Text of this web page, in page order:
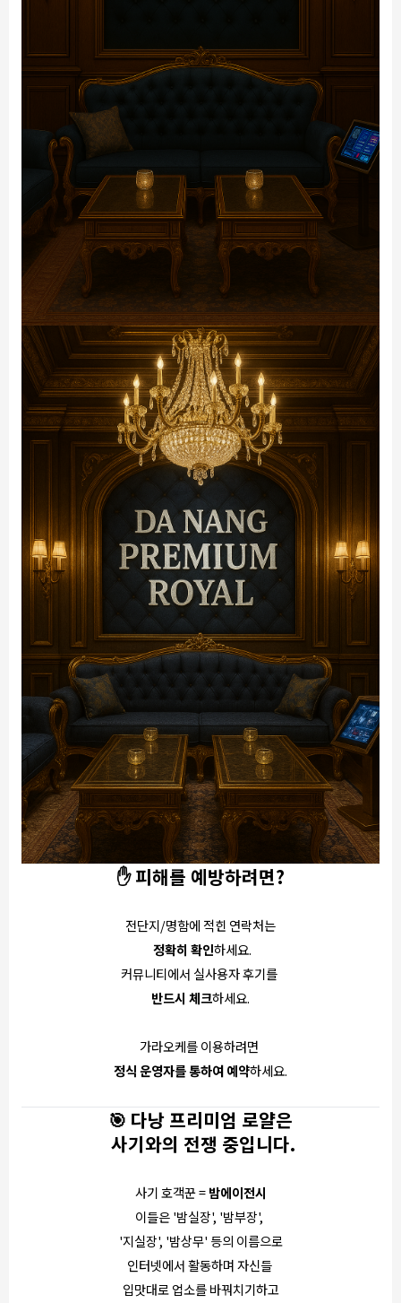
✋ 피해를 예방하려면?
전단지/명함에 적힌 연락처는
정확히 확인하세요.
커뮤니티에서 실사용자 후기를
반드시 체크하세요.
가라오케를 이용하려면
정식 운영자를 통하여 예약하세요.
🎯 다낭 프리미엄 로얄은
사기와의 전쟁 중입니다.
사기 호객꾼 =밤에이전시
이들은 '밤실장', '밤부장',
'지실장', '밤상무' 등의 이름으로
인터넷에서 활동하며 자신들
입맛대로 업소를 바꿔치기하고